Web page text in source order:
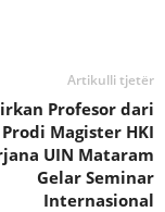
Artikulli tjetër
Profesor dari
Prodi Magister HKI
UIN Mataram
Gelar Seminar
Internasional